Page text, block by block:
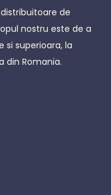
de
nostru este de a
superioara, la
din Romania.